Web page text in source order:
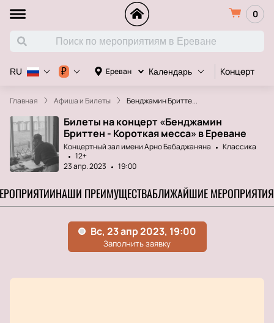
0
Ереван Календарь Концерт
RU ₽
Главная Афиша и Билеты Бенджамин Бритте...
Билеты на концерт «Бенджамин
Бриттен - Короткая месса» в Ереване
Концертный зал имени Арно Бабаджаняна
Классика
12+
23 апр. 2023
19:00
НАШИ ПРЕИМУЩЕСТВАБЛИЖАЙШИЕ МЕРОПРИЯТИЯ